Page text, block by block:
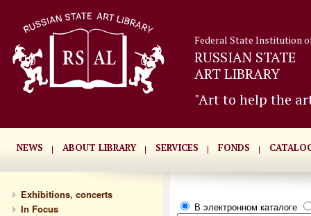
Federal State Institution
RUSSIAN STATE
ART LIBRARY
"Art to help the
NEWS ABOUT LIBRARY SERVICES FONDS
Exhibitions, concerts
In Focus
В электронном каталоге